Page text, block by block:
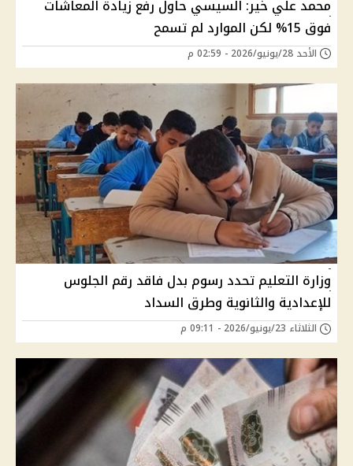
محمد علي خير: السيسي حاول رفع زيادة المعاشات
فوق 15% لكن الموارد لم تسمح
الأحد 28/يونيو/2026 - 02:59 م
وزارة التعليم تحدد رسوم بدل فاقد رقم الجلوس
للإعدادية والثانوية وطرق السداد
الثلاثاء 23/يونيو/2026 - 09:11 م